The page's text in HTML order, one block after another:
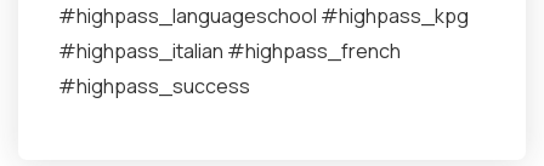
#highpass_languageschool #highpass_kpg
#highpass_italian #highpass_french
#highpass_success